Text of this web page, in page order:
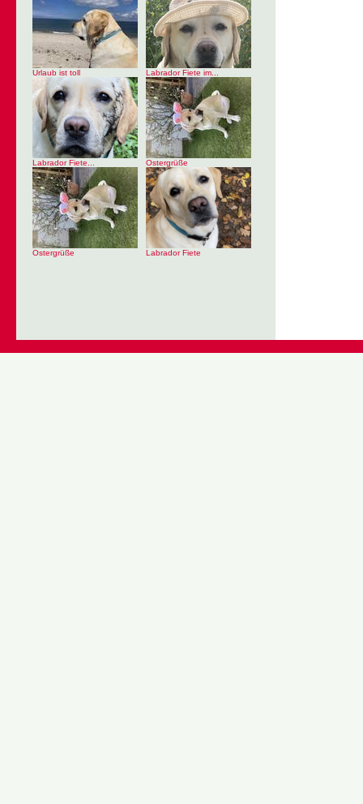
Urlaub ist toll Labrador Fiete im...
Labrador Fiete... Ostergrüße
Ostergrüße Labrador Fiete